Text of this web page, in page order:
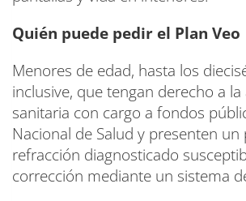
Quién puede pedir el Plan Veo
Menores de edad, hasta los
inclusive, que tengan derecho a la
sanitaria con cargo a fondos
Nacional de Salud y presenten
refracción diagnosticado
corrección mediante un sistema